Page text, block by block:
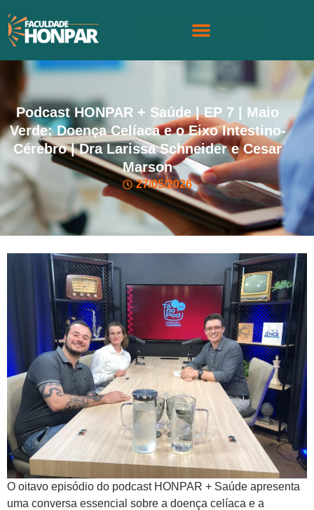
Podcast HONPAR + Saúde | EP 7 | Maio
Verde: Doença Celíaca e o Eixo Intestino-
Cérebro | Dra Larissa Schneider e Cesar
Marson
27/05/2026
O oitavo episódio do podcast HONPAR + Saúde apresenta
uma conversa essencial sobre a doença celíaca e a